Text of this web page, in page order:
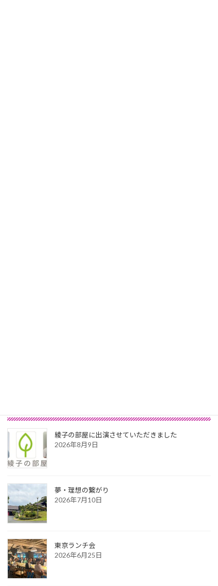
綾子の部屋に出演させていただきました
2026年8月9日
夢・理想の繋がり
2026年7月10日
東京ランチ会
2026年6月25日